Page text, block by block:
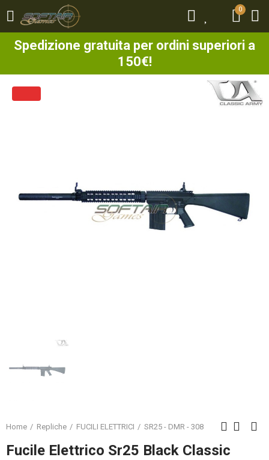
0
Spedizione gratuita per ordini superiori a
150€!
0
Home Repliche FUCILI ELETTRICI SR25 - DMR - 308
Fucile Elettrico Sr25 Black Classic